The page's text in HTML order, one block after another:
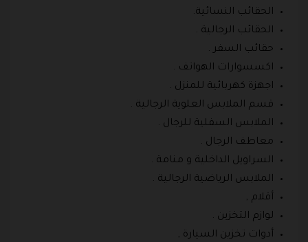
الحقائب النسائية.
الحقائب الرجالية .
حقائب السفر .
اكسسوارات الهواتف .
اجهزة كهربائية للمنزل .
قسم الملابس العلوية الرجالية .
الملابس السفلية للرجال .
معاطف الرجال .
السراويل الداخلية و منامة .
الملابس الرياضية الرجالية .
أقلام ,
لوازم التخزين .
أدوات تخزين السيارة ,